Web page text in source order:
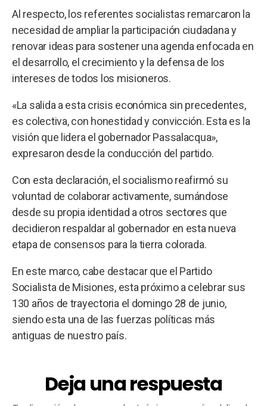
Al respecto, los referentes socialistas remarcaron la
necesidad de ampliar la participación ciudadana y
renovar ideas para sostener una agenda enfocada en
el desarrollo, el crecimiento y la defensa de los
intereses de todos los misioneros.
«La salida a esta crisis económica sin precedentes,
es colectiva, con honestidad y convicción. Esta es la
visión que lidera el gobernador Passalacqua»,
expresaron desde la conducción del partido.
Con esta declaración, el socialismo reafirmó su
voluntad de colaborar activamente, sumándose
desde su propia identidad a otros sectores que
decidieron respaldar al gobernador en esta nueva
etapa de consensos para la tierra colorada.
En este marco, cabe destacar que el Partido
Socialista de Misiones, esta próximo a celebrar sus
130 años de trayectoria el domingo 28 de junio,
siendo esta una de las fuerzas políticas más
antiguas de nuestro país.
Deja una respuesta